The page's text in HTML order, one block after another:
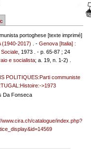
portoghese [texte imprimé]
(1940-2017) . -Genova [Italia] :
, 1973 . - p. 65-87 ; 24
e socialista; a. 19, n. 1-2) .
POLITIQUES:Parti communiste
>1973
Da Fonseca
www.cira.ch/catalogue/index.php?